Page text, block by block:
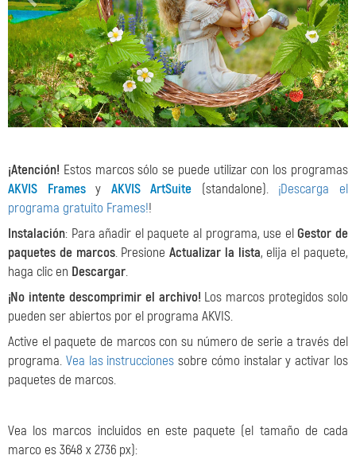
¡Atención! Estos marcos sólo se puede utilizar con los programas
AKVIS Framesy AKVIS ArtSuite (standalone). ¡Descarga el
programa gratuito Frames!!
Instalación: Para añadir el paquete al programa, use elGestor de
paquetes de marcos. PresioneActualizar la lista, elija el paquete,
haga clic en Descargar.
¡No intente descomprimir el archivo! Los marcos protegidos solo
pueden ser abiertos por el programa AKVIS.
Active el paquete de marcos con su número de serie a través del
programa. Vea las instrucciones sobre cómo instalar y activar los
paquetes de marcos.
Vea los marcos incluidos en este paquete (el tamaño de cada
marco es 3648 x 2736 px):